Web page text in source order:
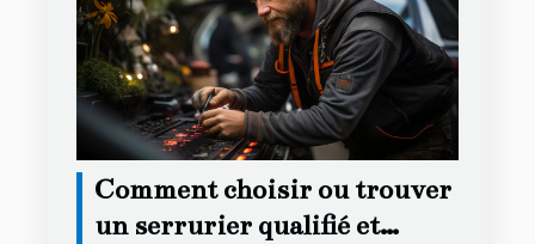
Comment choisir ou trouver
un serrurier qualifié et